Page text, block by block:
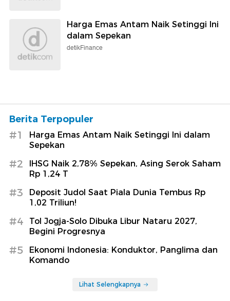
Harga Emas Antam Naik Setinggi Ini
dalam Sepekan
detikFinance
Berita Terpopuler
#1
Harga Emas Antam Naik Setinggi Ini dalam
Sepekan
#2
IHSG Naik 2,78% Sepekan, Asing Serok Saham
Rp 1,24 T
#3
Deposit Judol Saat Piala Dunia Tembus Rp
1,02 Triliun!
#4
Tol Jogja-Solo Dibuka Libur Nataru 2027,
Begini Progresnya
#5
Ekonomi Indonesia: Konduktor, Panglima dan
Komando
Lihat Selengkapnya